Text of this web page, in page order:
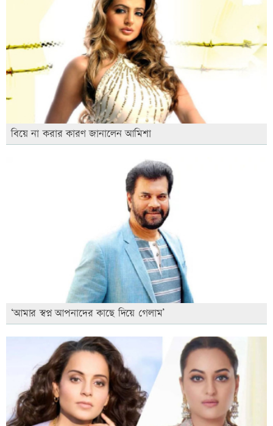
বিয়ে না করার কারণ জানালেন আমিশা
‘আমার স্বপ্ন আপনাদের কাছে দিয়ে গেলাম’